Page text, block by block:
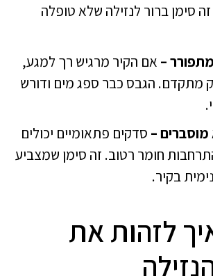
סימן ברור לנזילה שלא טופלה
– אם הקיר מרגיש רך למגע,
מתקדם. הגבס כבר ספג מים ודורש
– סדקים פתאומיים יכולים
חומר רטוב. זה סימן שמצביע
בקיר.
לזהות את